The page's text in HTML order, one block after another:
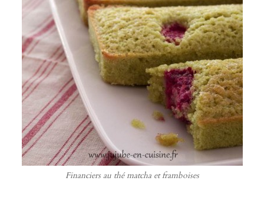
Financiers au thé matcha et framboises